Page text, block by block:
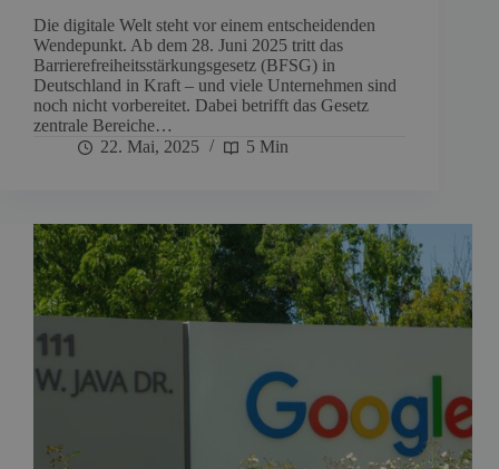
Die digitale Welt steht vor einem entscheidenden
Wendepunkt. Ab dem 28. Juni 2025 tritt das
Barrierefreiheitsstärkungsgesetz (BFSG) in
Deutschland in Kraft – und viele Unternehmen sind
noch nicht vorbereitet. Dabei betrifft das Gesetz
zentrale Bereiche…
22. Mai, 2025
5 Min